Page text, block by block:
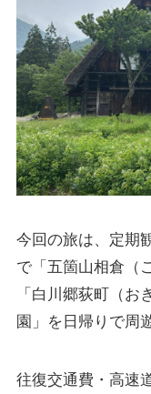
今回の旅は、定期
で「五箇山相倉（
「白川郷荻町（お
園」を日帰りで周
往復交通費・高速